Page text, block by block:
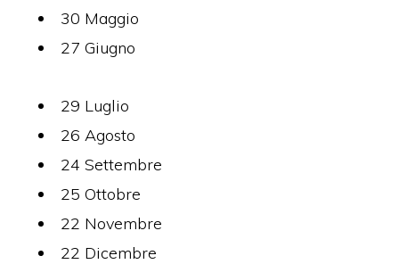
30 Maggio
27 Giugno
29 Luglio
26 Agosto
24 Settembre
25 Ottobre
22 Novembre
22 Dicembre